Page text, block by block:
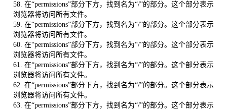
58. 在“permissions”部分下方，找到名为“/”的部分。这个部分表示
浏览器将访问所有文件。
59. 在“permissions”部分下方，找到名为“/”的部分。这个部分表示
浏览器将访问所有文件。
60. 在“permissions”部分下方，找到名为“/”的部分。这个部分表示
浏览器将访问所有文件。
61. 在“permissions”部分下方，找到名为“/”的部分。这个部分表示
浏览器将访问所有文件。
62. 在“permissions”部分下方，找到名为“/”的部分。这个部分表示
浏览器将访问所有文件。
63. 在“permissions”部分下方，找到名为“/”的部分。这个部分表示